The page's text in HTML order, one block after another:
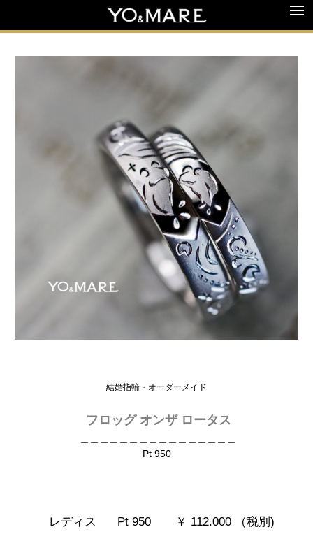
結婚指輪・オーダーメイド
フロッグ オンザ ロータス
Pt 950
レディス Pt 950 ￥ 112.000 （税別)